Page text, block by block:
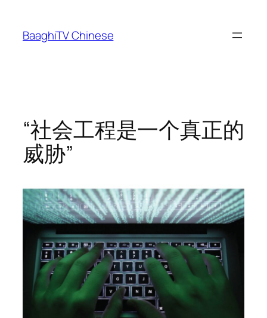
content
BaaghiTV Chinese
“社会工程是一个真正的
威胁”